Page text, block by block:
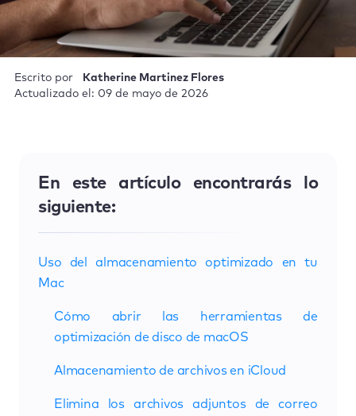
Escrito por
Katherine Martinez Flores
Actualizado el: 09 de mayo de 2026
En este artículo encontrarás lo
siguiente:
Uso del almacenamiento optimizado en tu
Mac
Cómo abrir las herramientas de
optimización de disco de macOS
Almacenamiento de archivos en iCloud
Elimina los archivos adjuntos de correo